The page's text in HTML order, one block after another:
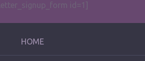
id=1]
HOME